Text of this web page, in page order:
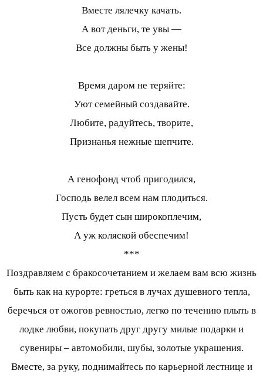
Вместе лялечку качать.
А вот деньги, те увы —
Все должны быть у жены!
Время даром не теряйте:
Уют семейный создавайте.
Любите, радуйтесь, творите,
Признанья нежные шепчите.
А генофонд чтоб пригодился,
Господь велел всем нам плодиться.
Пусть будет сын широкоплечим,
А уж коляской обеспечим!
***
Поздравляем с бракосочетанием и желаем вам всю жизнь
быть как на курорте: греться в лучах душевного тепла,
беречься от ожогов ревностью, легко по течению плыть в
лодке любви, покупать друг другу милые подарки и
сувениры – автомобили, шубы, золотые украшения.
Вместе, за руку, поднимайтесь по карьерной лестнице и